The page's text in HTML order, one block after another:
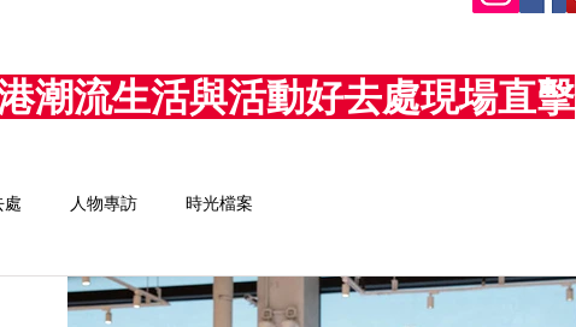
潮流生活與活動好去處現場直擊
處 人物專訪 時光檔案